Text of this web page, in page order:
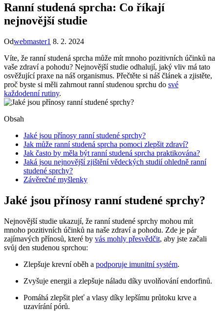
Ranní studená sprcha: Co říkají
nejnovější studie
Odwebmaster1 8. 2. 2024
Víte, že ranní studená sprcha může mít mnoho pozitivních účinků na
vaše zdraví a pohodu? Nejnovější studie odhalují, jaký vliv má tato
osvěžující praxe na náš organismus. Přečtěte si náš článek a zjistěte,
proč byste si měli zahrnout ranní studenou sprchu do své
každodenní rutiny.
Obsah
Jaké jsou přínosy ranní studené sprchy?
Jak může ranní studená sprcha pomoci zlepšit zdraví?
Jak často by měla být ranní studená sprcha praktikována?
Jaká jsou nejnovější zjištění vědeckých studií ohledně ranní
studené sprchy?
Závěrečné myšlenky
Jaké jsou přínosy ranní studené sprchy?
Nejnovější studie ukazují, že ranní studené sprchy mohou mít
mnoho pozitivních účinků na naše zdraví a pohodu. Zde je pár
zajímavých přínosů, které by vás mohly přesvědčit, aby jste začali
svůj den studenou sprchou:
Zlepšuje krevní oběh a podporuje imunitní systém.
Zvyšuje energii a zlepšuje náladu díky uvolňování endorfinů.
Pomáhá zlepšit pleť a vlasy díky lepšímu průtoku krve a
uzavírání pórů.